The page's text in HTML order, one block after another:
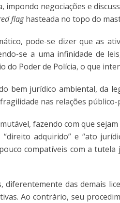
impondo negociações e
flaghasteada no topo do
pode-se dizer que as
se a uma infinidade de
do Poder de Polícia, o que
bem jurídico ambiental, da
nas relações
fazendo com que
“direito adquirido” e “ato
compatíveis com a
diferentemente das demais
Ao contrário, seu